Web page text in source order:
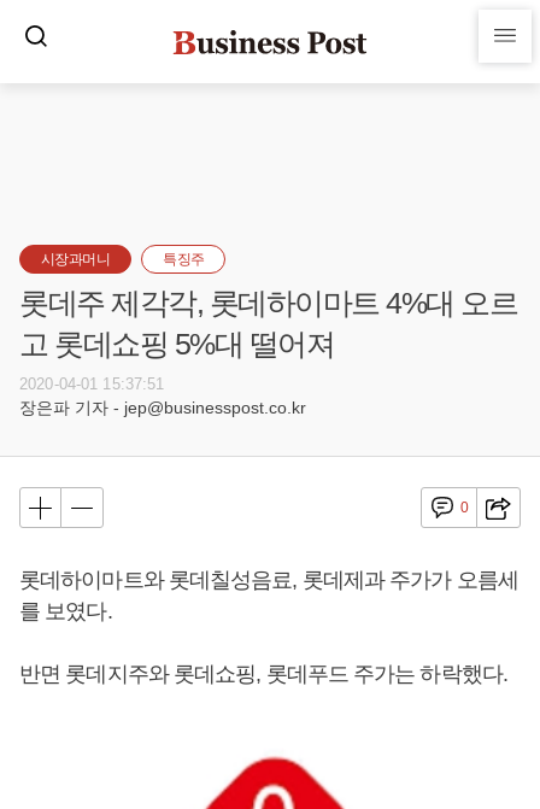
시장과머니 특징주
롯데주 제각각, 롯데하이마트 4%대 오르
고 롯데쇼핑 5%대 떨어져
2020-04-01 15:37:51
장은파 기자 - jep@businesspost.co.kr
0
롯데하이마트와 롯데칠성음료, 롯데제과 주가가 오름세
를 보였다.
반면 롯데지주와 롯데쇼핑, 롯데푸드 주가는 하락했다.